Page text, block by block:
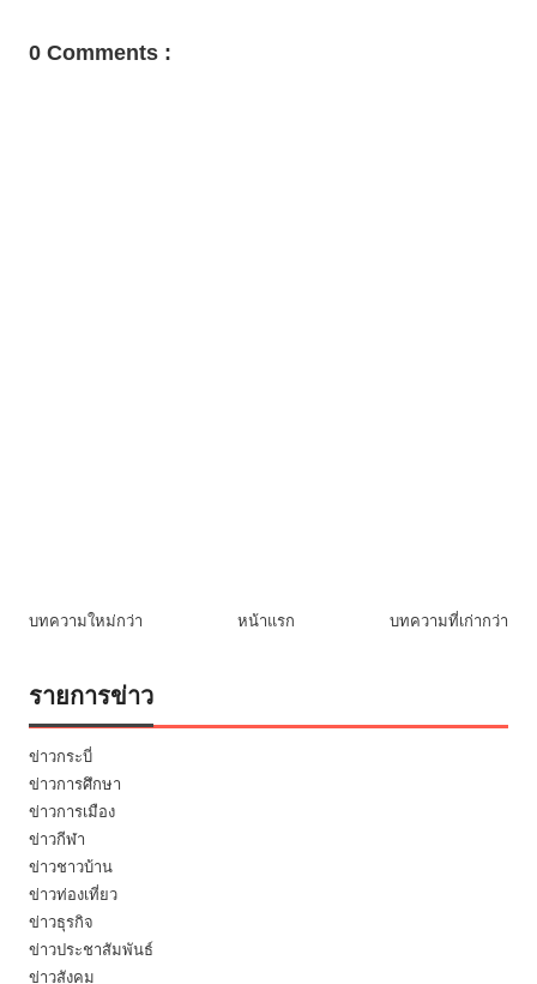
0 Comments :
บทความใหม่กว่า บทความที่เก่ากว่า
หน้าแรก
รายการข่าว
ข่าวกระบี่
ข่าวการศึกษา
ข่าวการเมือง
ข่าวกีฬา
ข่าวชาวบ้าน
ข่าวท่องเที่ยว
ข่าวธุรกิจ
ข่าวประชาสัมพันธ์
ข่าวสังคม